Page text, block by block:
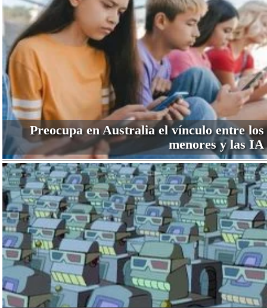
Preocupa en Australia el vínculo entre los
menores y las IA